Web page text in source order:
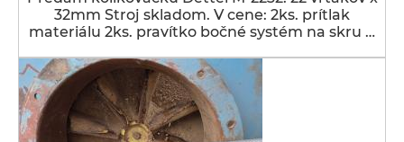
32mm Stroj skladom. V cene: 2ks. prítlak
materiálu 2ks. pravítko bočné systém na skru …